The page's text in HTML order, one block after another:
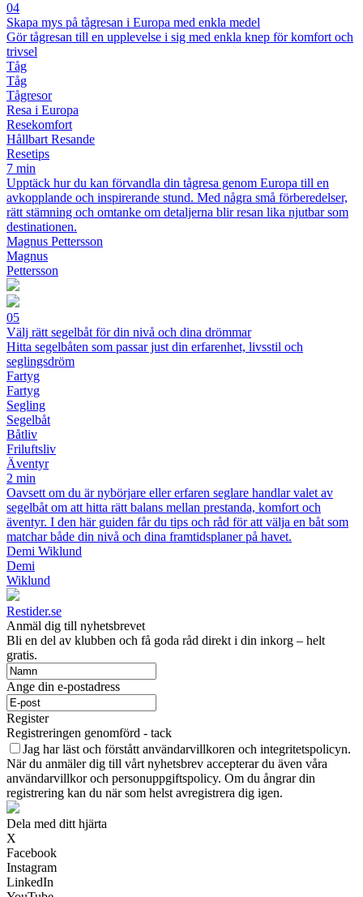
04
Skapa mys på tågresan i Europa med enkla medel
Gör tågresan till en upplevelse i sig med enkla knep för komfort och
trivsel
Tåg
Tåg
Tågresor
Resa i Europa
Resekomfort
Hållbart Resande
Resetips
7 min
Upptäck hur du kan förvandla din tågresa genom Europa till en
avkopplande och inspirerande stund. Med några små förberedelser,
rätt stämning och omtanke om detaljerna blir resan lika njutbar som
destinationen.
Magnus Pettersson
Magnus
Pettersson
05
Välj rätt segelbåt för din nivå och dina drömmar
Hitta segelbåten som passar just din erfarenhet, livsstil och
seglingsdröm
Fartyg
Fartyg
Segling
Segelbåt
Båtliv
Friluftsliv
Äventyr
2 min
Oavsett om du är nybörjare eller erfaren seglare handlar valet av
segelbåt om att hitta rätt balans mellan prestanda, komfort och
äventyr. I den här guiden får du tips och råd för att välja en båt som
matchar både din nivå och dina framtidsplaner på havet.
Demi Wiklund
Demi
Wiklund
Restider.se
Anmäl dig till nyhetsbrevet
Bli en del av klubben och få goda råd direkt i din inkorg – helt
gratis.
Ange din e-postadress
Register
Registreringen genomförd - tack
Jag har läst och förstått användarvillkoren och integritetspolicyn.
När du anmäler dig till vårt nyhetsbrev accepterar du även våra
användarvillkor och personuppgiftspolicy. Om du ångrar din
registrering kan du när som helst avregistrera dig igen.
Dela med ditt hjärta
X
Facebook
Instagram
LinkedIn